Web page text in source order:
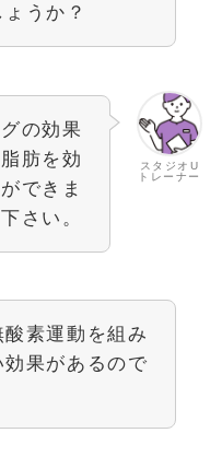
うか？
スタジオU
トレーナー
の効果
肪を効
できま
さい。
素運動を組み
果があるので